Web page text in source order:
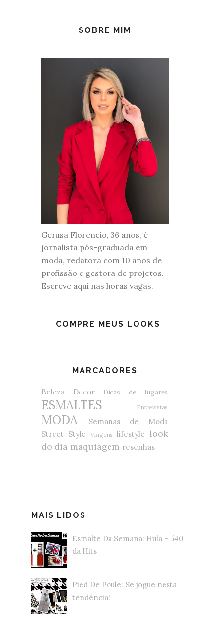
SOBRE MIM
Gerusa Florencio, 36 anos, é
jornalista pós-graduada em
moda, redatora com 10 anos de
profissão e gestora de projetos.
Escreve aqui nas horas vagas.
COMPRE MEUS LOOKS
MARCADORES
Beleza Decor Dicas de lugares
ESMALTES Entrevistas
MODA
Semanas de Moda
Street Style
Viagens lifestyle look
do dia maquiagem resenhas
MAIS LIDOS
Esmalte Da Semana: Hula + 540
da Hits
Pied De Poule: Se jogue nesta
tendência!